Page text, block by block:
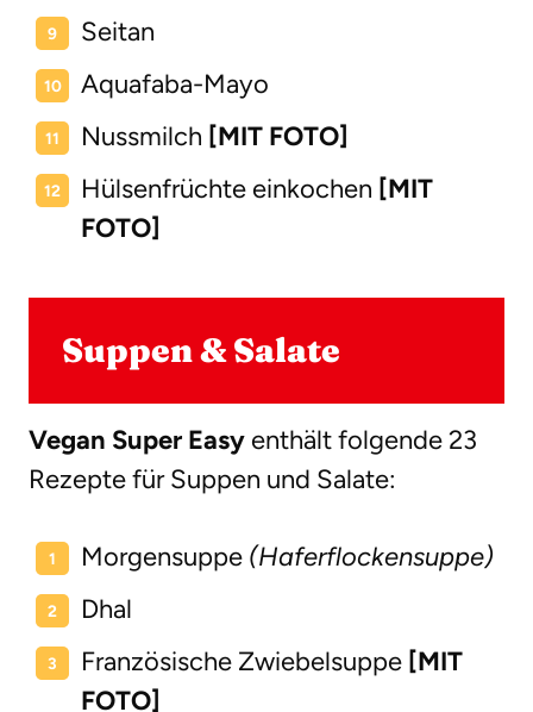
Seitan
Aquafaba-Mayo
Nussmilch [MIT FOTO]
Hülsenfrüchte einkochen [MIT
FOTO]
Suppen & Salate
Vegan Super Easy enthält folgende 23
Rezepte für Suppen und Salate:
Morgensuppe (Haferflockensuppe)
Dhal
Französische Zwiebelsuppe [MIT
FOTO]